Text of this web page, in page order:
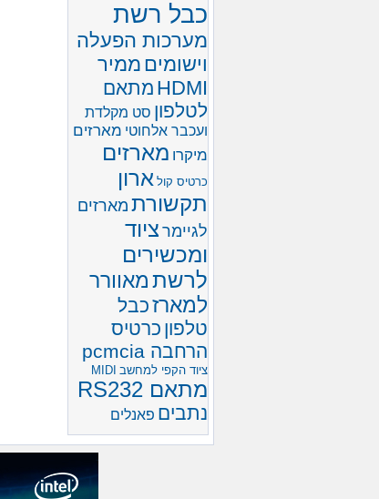
כבל רשת
מערכות הפעלה
וישומים ממיר
HDMI מתאם
לטלפון סט מקלדת
ועכבר אלחוטי מארזים
מיקרו מארזים
כרטיס קול ארון
תקשורת מארזים
לגיימר ציוד
ומכשירים
לרשתמאוורר
למארזכבל
טלפון כרטיס
הרחבה pcmcia
ציוד הקפי למחשב MIDI
מתאם RS232
נתבים פאנלים